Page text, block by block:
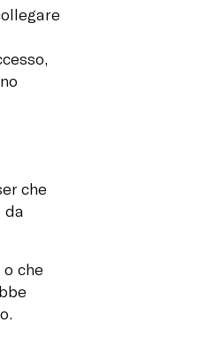
che
da
che